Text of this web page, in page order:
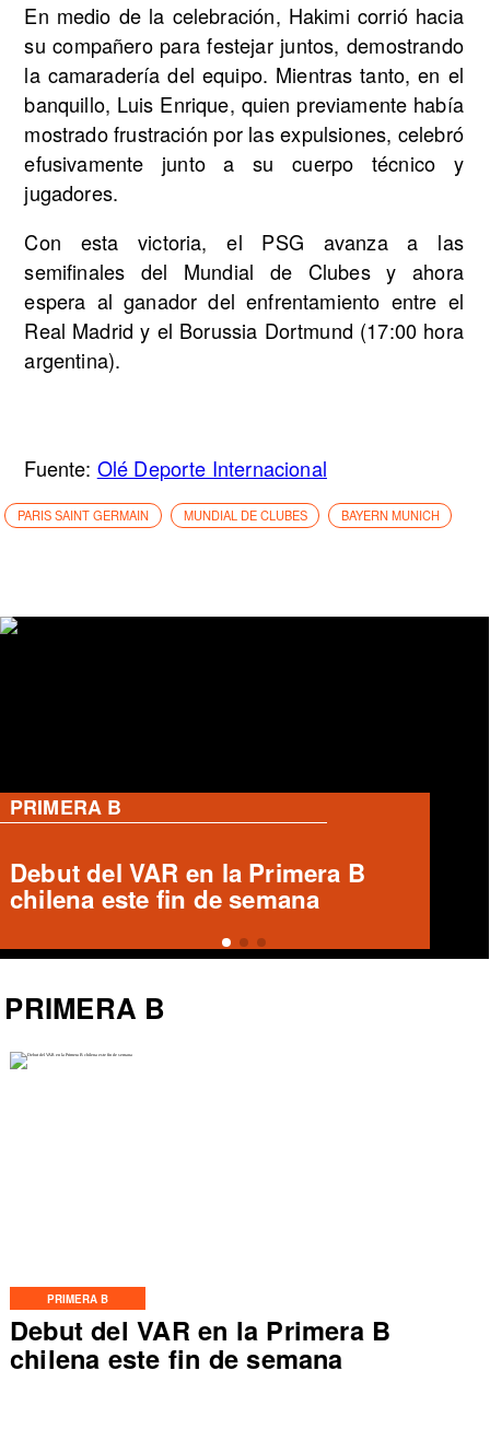
En medio de la celebración, Hakimi corrió hacia
su compañero para festejar juntos, demostrando
la camaradería del equipo. Mientras tanto, en el
banquillo, Luis Enrique, quien previamente había
mostrado frustración por las expulsiones, celebró
efusivamente junto a su cuerpo técnico y
jugadores.
Con esta victoria, el PSG avanza a las
semifinales del Mundial de Clubes y ahora
espera al ganador del enfrentamiento entre el
Real Madrid y el Borussia Dortmund (17:00 hora
argentina).
Fuente: Olé Deporte Internacional
PARIS SAINT GERMAIN MUNDIAL DE CLUBES BAYERN MUNICH
PRIMERA B
Debut del VAR en la Primera B
chilena este fin de semana
PRIMERA B
Ronald Fuentes habla sobre caso
Enzo Riquelme y Ángelo Araos
PRIMERA B